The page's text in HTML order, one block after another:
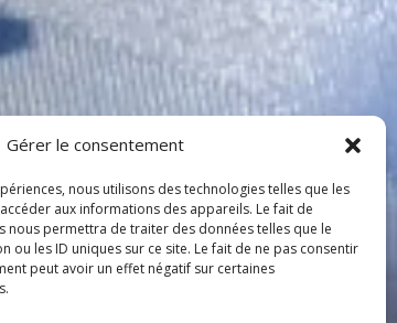
Gérer le consentement
nous utilisons des technologies telles que les
aux informations des appareils. Le fait de
nous permettra de traiter des données telles que le
ou les ID uniques sur ce site. Le fait de ne pas consentir
peut avoir un effet négatif sur certaines